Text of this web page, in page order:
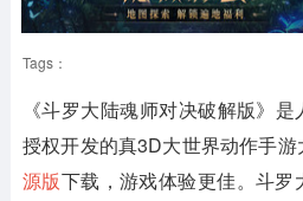
Tags：
《斗罗大陆魂师对决破解版》 是
授权开发的真3D大世界动作手
源版下载，游戏体验更佳。斗